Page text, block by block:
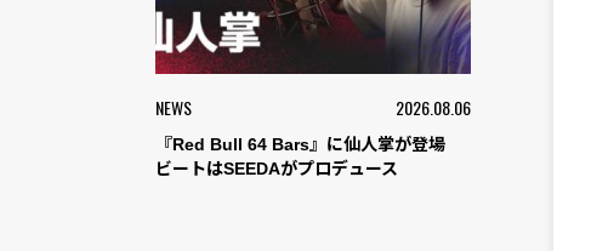
NEWS 2026.08.06
『Red Bull 64 Bars』に仙人掌が登場
ビートはSEEDAがプロデュース